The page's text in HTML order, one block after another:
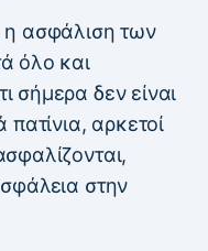
ασφάλιση των
όλο και
σήμερα δεν είναι
πατίνια, αρκετοί
στην